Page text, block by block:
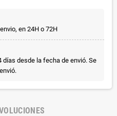
en 24H o 72H
días desde la fecha de envió. Se